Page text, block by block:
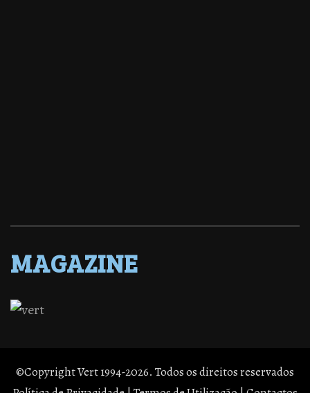
MAGAZINE
©Copyright Vert 1994-2026. Todos os direitos reservados